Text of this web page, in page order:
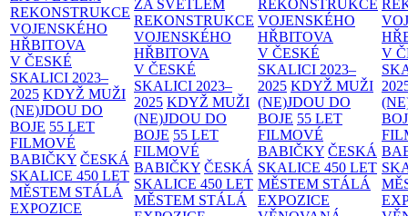
REKONSTRUKCE
VOJENSKÉHO
HŘBITOVA
V ČESKÉ
SKALICI 2023–
2025 KDYŽ MUŽI
(NE)JDOU DO
BOJE 55 LET
FILMOVÉ
BABIČKY ČESKÁ
SKALICE 450 LET
MĚSTEM STÁLÁ
EXPOZICE
ZA SVĚTLEM
REKONSTRUKCE
VOJENSKÉHO
HŘBITOVA
V ČESKÉ
SKALICI 2023–
2025 KDYŽ MUŽI
(NE)JDOU DO
BOJE 55 LET
FILMOVÉ
BABIČKY ČESKÁ
SKALICE 450 LET
MĚSTEM STÁLÁ
REKONSTRUKCE
VOJENSKÉHO
HŘBITOVA
V ČESKÉ
SKALICI 2023–
2025 KDYŽ MUŽI
(NE)JDOU DO
BOJE 55 LET
FILMOVÉ
BABIČKY ČESKÁ
SKALICE 450 LET
MĚSTEM STÁLÁ
EXPOZICE
V